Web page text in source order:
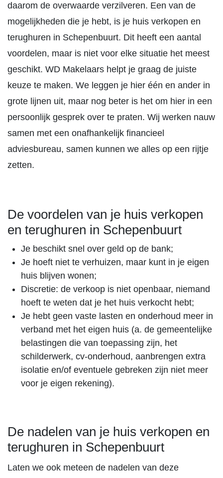
daarom de overwaarde verzilveren. Een van de
mogelijkheden die je hebt, is je huis verkopen en
terughuren in Schepenbuurt. Dit heeft een aantal
voordelen, maar is niet voor elke situatie het meest
geschikt. WD Makelaars helpt je graag de juiste
keuze te maken. We leggen je hier één en ander in
grote lijnen uit, maar nog beter is het om hier in een
persoonlijk gesprek over te praten. Wij werken nauw
samen met een onafhankelijk financieel
adviesbureau, samen kunnen we alles op een rijtje
zetten.
De voordelen van je huis verkopen
en terughuren in Schepenbuurt
Je beschikt snel over geld op de bank;
Je hoeft niet te verhuizen, maar kunt in je eigen
huis blijven wonen;
Discretie: de verkoop is niet openbaar, niemand
hoeft te weten dat je het huis verkocht hebt;
Je hebt geen vaste lasten en onderhoud meer in
verband met het eigen huis (a. de gemeentelijke
belastingen die van toepassing zijn, het
schilderwerk, cv-onderhoud, aanbrengen extra
isolatie en/of eventuele gebreken zijn niet meer
voor je eigen rekening).
De nadelen van je huis verkopen en
terughuren in Schepenbuurt
Laten we ook meteen de nadelen van deze